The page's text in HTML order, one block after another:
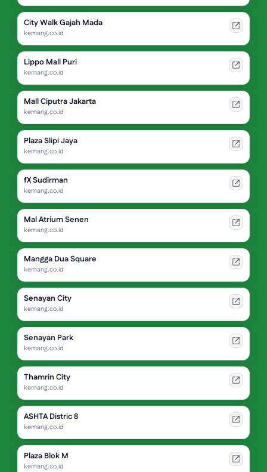
City Walk Gajah Mada
kemang.co.id
Lippo Mall Puri
kemang.co.id
Mall Ciputra Jakarta
kemang.co.id
Plaza Slipi Jaya
kemang.co.id
fX Sudirman
kemang.co.id
Mal Atrium Senen
kemang.co.id
Mangga Dua Square
kemang.co.id
Senayan City
kemang.co.id
Senayan Park
kemang.co.id
Thamrin City
kemang.co.id
ASHTA Distric 8
kemang.co.id
Plaza Blok M
kemang.co.id